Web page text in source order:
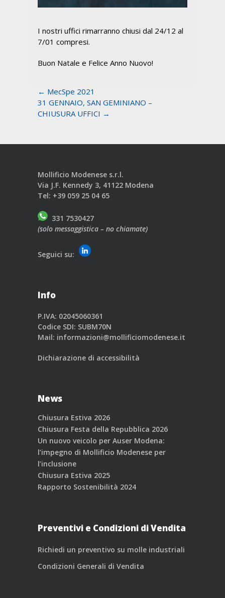
I nostri uffici rimarranno chiusi dal 24/12 al
7/01 compresi.
Buon Natale e Felice Anno Nuovo!
← MecSpe 2021
31 GENNAIO, SAN GEMINIANO –
CHIUSURA UFFICI →
Mollificio Modenese s.r.l.
Via J.F. Kennedy 3, 41122 Modena
Tel: +39 059 25 04 65
331 7530427
(solo messaggistica – no chiamate)
Seguici su:
Info
P.IVA: 02045060361
Codice SDI: SUBM70N
Mail: informazioni@mollificiomodenese.it
Dichiarazione di accessibilità
News
Chiusura Estiva 2026
Chiusura Festa della Repubblica 2026
Un nuovo veicolo per Auser Modena:
l’impegno di Mollificio Modenese per
l’inclusione
Chiusura Estiva 2025
Rapporto Sostenibilità 2024
Preventivi e Condizioni di Vendita
Richiedi un preventivo su molle industriali
Condizioni Generali di Vendita